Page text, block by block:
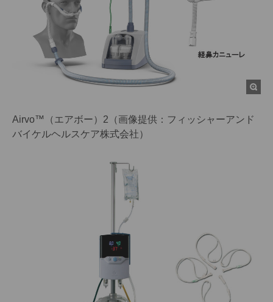
Airvo™（エアボー）2（画像提供：フィッシャーアンド
バイケルヘルスケア株式会社）